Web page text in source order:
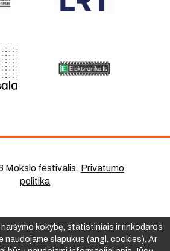
Mokslo festivalis. Privatumo
politika
kokybę, statistiniais ir rinkodaros
naudojame slapukus (angl. cookies). Ar